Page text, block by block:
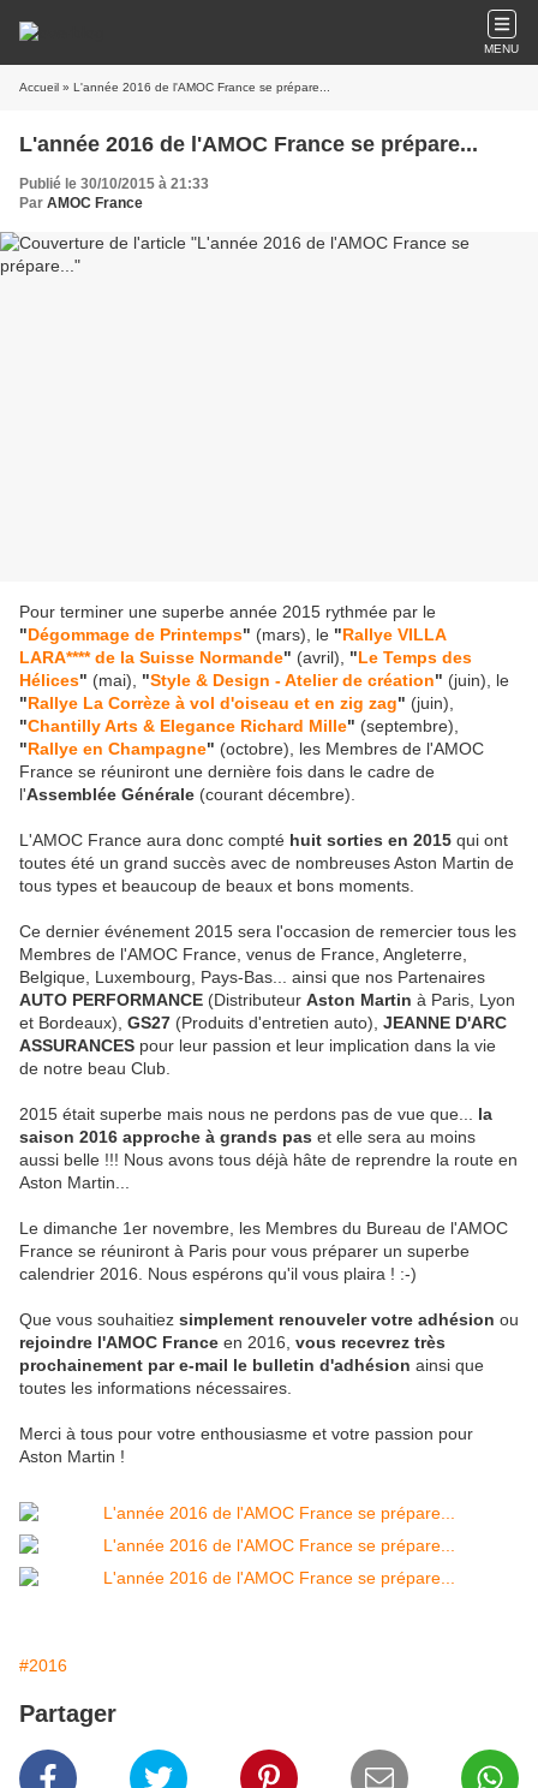
MENU
Accueil » L'année 2016 de l'AMOC France se prépare...
L'année 2016 de l'AMOC France se prépare...
Publié le 30/10/2015 à 21:33
Par AMOC France
Pour terminer une superbe année 2015 rythmée par le
"Dégommage de Printemps" (mars), le "Rallye VILLA
LARA**** de la Suisse Normande" (avril), "Le Temps des
Hélices" (mai), "Style & Design - Atelier de création" (juin), le
"Rallye La Corrèze à vol d'oiseau et en zig zag" (juin),
"Chantilly Arts & Elegance Richard Mille" (septembre),
"Rallye en Champagne" (octobre), les Membres de l'AMOC
France se réuniront une dernière fois dans le cadre de
l'Assemblée Générale (courant décembre).
L'AMOC France aura donc compté huit sorties en 2015 qui ont
toutes été un grand succès avec de nombreuses Aston Martin de
tous types et beaucoup de beaux et bons moments.
Ce dernier événement 2015 sera l'occasion de remercier tous les
Membres de l'AMOC France, venus de France, Angleterre,
Belgique, Luxembourg, Pays-Bas... ainsi que nos Partenaires
AUTO PERFORMANCE (Distributeur Aston Martin à Paris, Lyon
et Bordeaux), GS27 (Produits d'entretien auto), JEANNE D'ARC
ASSURANCES pour leur passion et leur implication dans la vie
de notre beau Club.
2015 était superbe mais nous ne perdons pas de vue que... la
saison 2016 approche à grands pas et elle sera au moins
aussi belle !!! Nous avons tous déjà hâte de reprendre la route en
Aston Martin...
Le dimanche 1er novembre, les Membres du Bureau de l'AMOC
France se réuniront à Paris pour vous préparer un superbe
calendrier 2016. Nous espérons qu'il vous plaira ! :-)
Que vous souhaitiez simplement renouveler votre adhésion ou
rejoindre l'AMOC France en 2016, vous recevrez très
prochainement par e-mail le bulletin d'adhésion ainsi que
toutes les informations nécessaires.
Merci à tous pour votre enthousiasme et votre passion pour
Aston Martin !
#2016
Partager